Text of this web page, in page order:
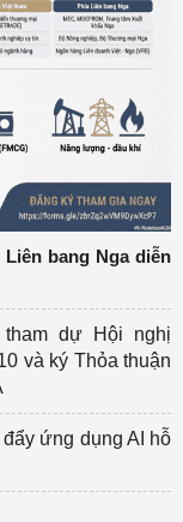
bang Nga diễn
dự Hội nghị
và ký Thỏa thuận
ứng dụng AI hỗ